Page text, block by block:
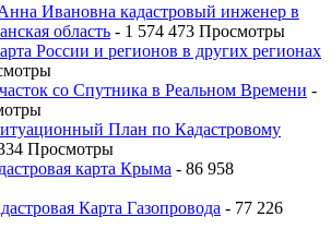
Ивановна кадастровый инженер в
область - 1 574 473 Просмотры
России и регионов в других регионах
со Спутника в Реальном Времени -
План по Кадастровому
Просмотры
карта Крыма - 86 958
Карта Газопровода - 77 226